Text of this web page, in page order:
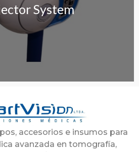
System
System
accesorios e insumos para
avanzada en tomografía,